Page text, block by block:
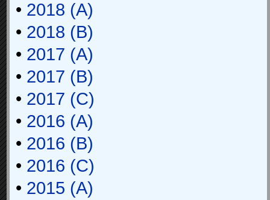
• 2018 (A)
• 2018 (B)
• 2017 (A)
• 2017 (B)
• 2017 (C)
• 2016 (A)
• 2016 (B)
• 2016 (C)
• 2015 (A)